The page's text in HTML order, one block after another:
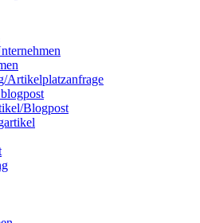
Artikelplatzanfrage
Blogpost